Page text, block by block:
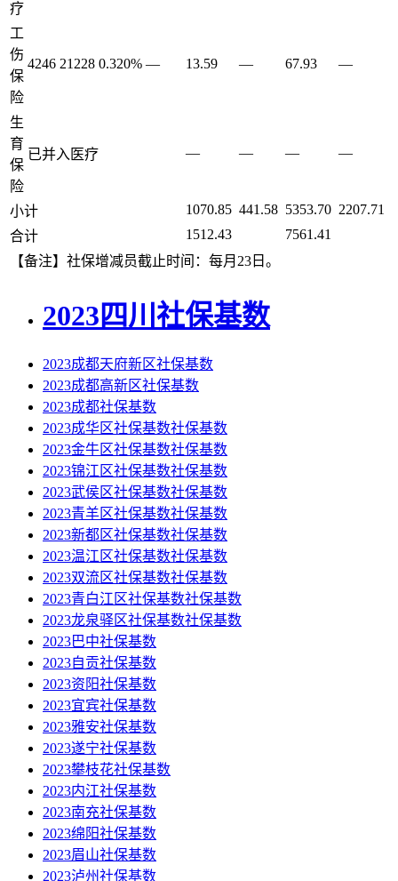
疗
工
伤
保
险
4246 21228 0.320% — 13.59 — 67.93 —
生
育
保
险
已并入医疗 — — — —
小计 1070.85 441.58 5353.70 2207.71
合计
1512.43
7561.41
【备注】社保增减员截止时间：每月23日。
2023四川社保基数
2023成都天府新区社保基数
2023成都高新区社保基数
2023成都社保基数
2023成华区社保基数社保基数
2023金牛区社保基数社保基数
2023锦江区社保基数社保基数
2023武侯区社保基数社保基数
2023青羊区社保基数社保基数
2023新都区社保基数社保基数
2023温江区社保基数社保基数
2023双流区社保基数社保基数
2023青白江区社保基数社保基数
2023龙泉驿区社保基数社保基数
2023巴中社保基数
2023自贡社保基数
2023资阳社保基数
2023宜宾社保基数
2023雅安社保基数
2023遂宁社保基数
2023攀枝花社保基数
2023内江社保基数
2023南充社保基数
2023绵阳社保基数
2023眉山社保基数
2023泸州社保基数